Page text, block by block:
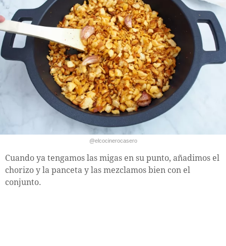
@elcocinerocasero
Cuando ya tengamos las migas en su punto, añadimos el
chorizo y la panceta y las mezclamos bien con el
conjunto.